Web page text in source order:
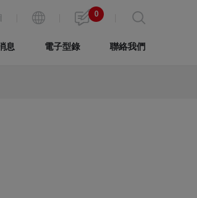
0
息 電子型錄 聯絡我們